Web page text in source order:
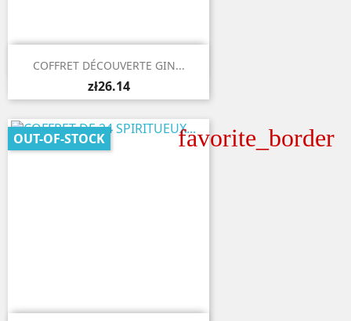
 Quick view
COFFRET DÉCOUVERTE GIN...
zł26.14
favorite_border
OUT-OF-STOCK